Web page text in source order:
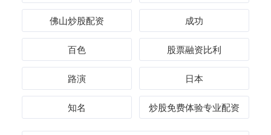
佛山炒股配资 成功
百色 股票融资比利
路演 日本
知名 炒股免费体验专业配资